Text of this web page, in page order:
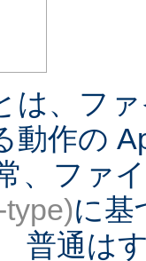
は、フ
動作の
、ファ
に基
普通は